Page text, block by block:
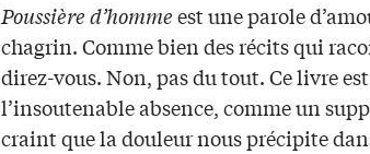
Poussière d’hommeest une parole
chagrin. Comme bien des récits qui
direz-vous. Non, pas du tout. Ce livre
l’insoutenable absence, comme un
craint que la douleur nous précipite